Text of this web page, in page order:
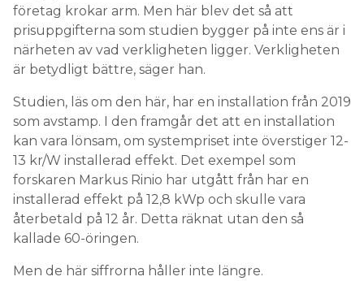
företag krokar arm. Men här blev det så att
prisuppgifterna som studien bygger på inte ens är i
närheten av vad verkligheten ligger. Verkligheten
är betydligt bättre, säger han.
Studien, läs om den här, har en installation från 2019
som avstamp. I den framgår det att en installation
kan vara lönsam, om systempriset inte överstiger 12-
13 kr/W installerad effekt. Det exempel som
forskaren Markus Rinio har utgått från har en
installerad effekt på 12,8 kWp och skulle vara
återbetald på 12 år. Detta räknat utan den så
kallade 60-öringen.
Men de här siffrorna håller inte längre.